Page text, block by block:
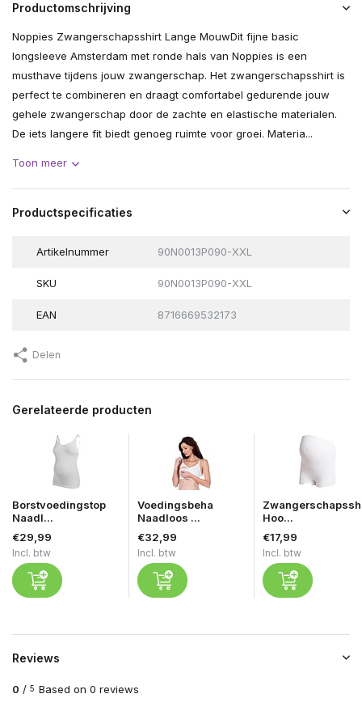
Productomschrijving
Noppies Zwangerschapsshirt Lange MouwDit fijne basic
longsleeve Amsterdam met ronde hals van Noppies is een
musthave tijdens jouw zwangerschap. Het zwangerschapsshirt is
perfect te combineren en draagt comfortabel gedurende jouw
gehele zwangerschap door de zachte en elastische materialen.
De iets langere fit biedt genoeg ruimte voor groei. Materia...
Toon meer
Productspecificaties
Artikelnummer 90N0013P090-XXL
SKU 90N0013P090-XXL
EAN 8716669532173
Delen
Gerelateerde producten
Borstvoedingstop
Naadl...
€29,99
Incl. btw
Voedingsbeha
Naadloos ...
€32,99
Incl. btw
Hoo...
€17,99
Incl. btw
Reviews
0 / 5 Based on 0 reviews